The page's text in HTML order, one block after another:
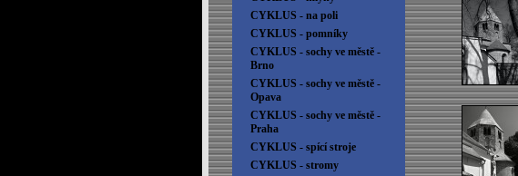
CYKLUS - na poli
CYKLUS - pomníky
CYKLUS - sochy ve městě -
Brno
CYKLUS - sochy ve městě -
Opava
CYKLUS - sochy ve městě -
Praha
CYKLUS - spící stroje
CYKLUS - stromy